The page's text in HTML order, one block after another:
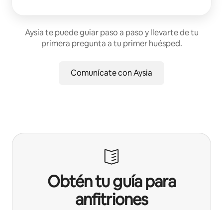
Aysia te puede guiar paso a paso y llevarte de tu
primera pregunta a tu primer huésped.
Comunícate con Aysia
Obtén tu guía para
anfitriones